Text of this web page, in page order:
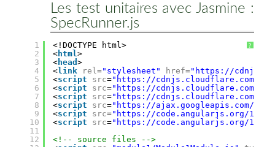
Les test unitaires avec Jasmine :
SpecRunner.js
?
1
2
3
4
5
6
7
8
9
10
11
12
<!DOCTYPE html>
< html>
< head>
<link rel="stylesheet" href="https://
<script src="https://cdnjs.cloudflare.com/
<script src="https://cdnjs.cloudflare.com/
<script src="https://cdnjs.cloudflare.com/
<script src="https://ajax.googleapis.com/
<script src="https://code.angularjs.org/
<script src="https://code.angularjs.org/
<!-- source files -->